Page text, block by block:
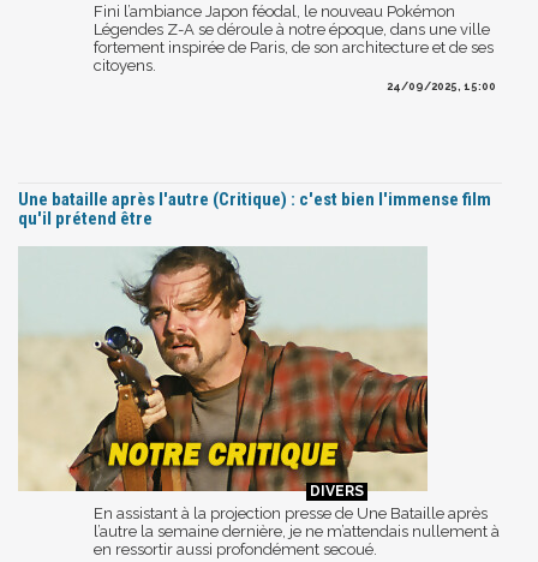
Fini l’ambiance Japon féodal, le nouveau Pokémon
Légendes Z-A se déroule à notre époque, dans une ville
fortement inspirée de Paris, de son architecture et de ses
citoyens.
24/09/2025, 15:00
Une bataille après l'autre (Critique) : c'est bien l'immense film
qu'il prétend être
En assistant à la projection presse de Une Bataille après
l’autre la semaine dernière, je ne m’attendais nullement à
en ressortir aussi profondément secoué.